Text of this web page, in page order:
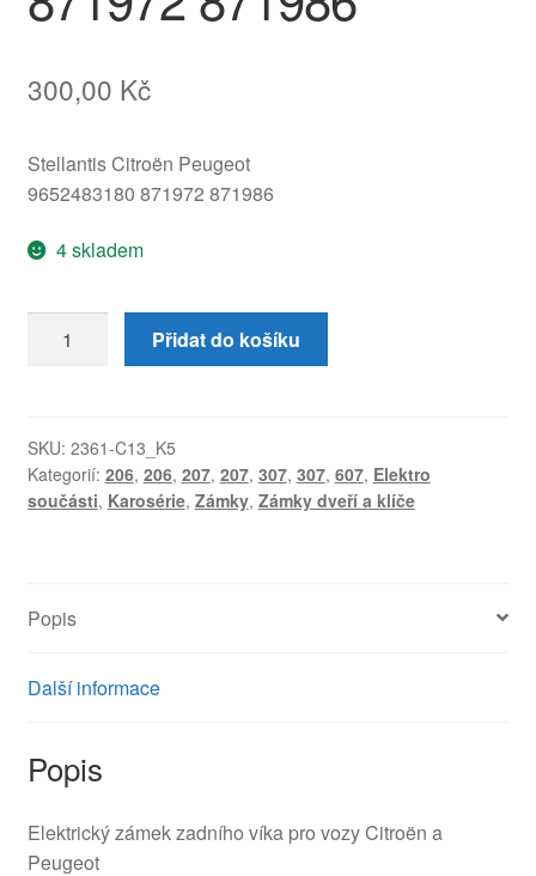
300,00 Kč
Stellantis Citroën Peugeot
9652483180 871972 871986
4 skladem
zámek
Citroën
Peugeot
9652483180
Přidat do košíku
SKU: 2361-C13_K5
Kategorií: 206, 206, 207, 207, 307, 307, 607, Elektro
součásti, Karosérie, Zámky, Zámky dveří a klíče
Popis
Další informace
Popis
Elektrický zámek zadního víka pro vozy Citroën a
Peugeot